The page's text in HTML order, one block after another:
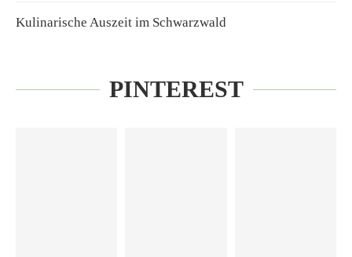
Kulinarische Auszeit im Schwarzwald
PINTEREST